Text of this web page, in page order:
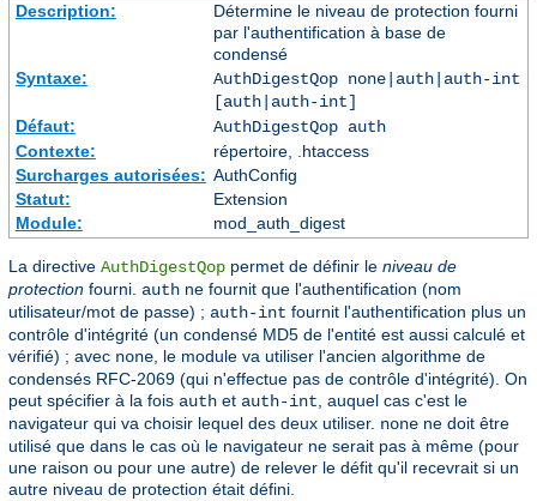
Description:
Détermine le niveau de protection fourni
par l'authentification à base de
condensé
Syntaxe:
AuthDigestQop none|auth|auth-int
[auth|auth-int]
Défaut:
AuthDigestQop auth
Contexte:
répertoire, .htaccess
Surcharges autorisées: AuthConfig
Statut:
Extension
Module:
mod_auth_digest
La directive AuthDigestQop permet de définir le niveau de
protection fourni. auth ne fournit que l'authentification (nom
utilisateur/mot de passe) ; auth-int fournit l'authentification plus un
contrôle d'intégrité (un condensé MD5 de l'entité est aussi calculé et
vérifié) ; avec none, le module va utiliser l'ancien algorithme de
condensés RFC-2069 (qui n'effectue pas de contrôle d'intégrité). On
peut spécifier à la fois auth et auth-int, auquel cas c'est le
navigateur qui va choisir lequel des deux utiliser. none ne doit être
utilisé que dans le cas où le navigateur ne serait pas à même (pour
une raison ou pour une autre) de relever le défit qu'il recevrait si un
autre niveau de protection était défini.